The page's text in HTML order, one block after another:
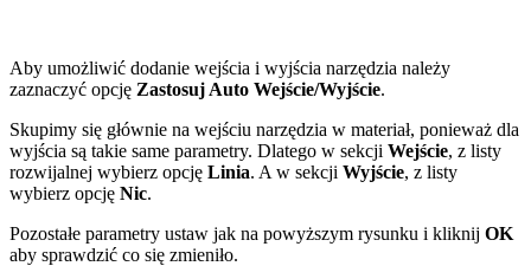
Aby umożliwić dodanie wejścia i wyjścia narzędzia należy
zaznaczyć opcję Zastosuj Auto Wejście/Wyjście.
Skupimy się głównie na wejściu narzędzia w materiał, ponieważ dla
wyjścia są takie same parametry. Dlatego w sekcji Wejście, z listy
rozwijalnej wybierz opcję Linia. A w sekcji Wyjście, z listy
wybierz opcję Nic.
Pozostałe parametry ustaw jak na powyższym rysunku i kliknij OK
aby sprawdzić co się zmieniło.